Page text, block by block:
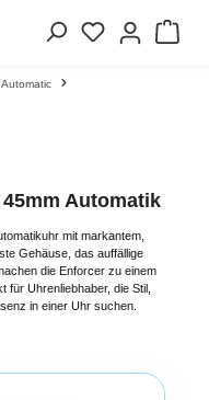
Automatik
mit markantem,
Gehäuse, das auffällige
die Enforcer zu einem
für Uhrenliebhaber, die Stil,
in einer Uhr suchen.